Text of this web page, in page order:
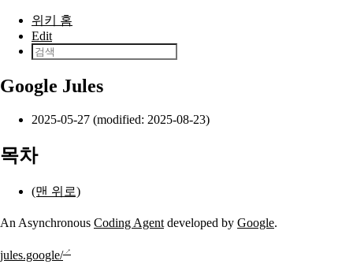
본문으로 건너뛰기
위키 홈
Edit
Google Jules
2025-05-27 (modified: 2025-08-23)
목차
(맨 위로)
An Asynchronous Coding Agent developed by Google.
jules.google/